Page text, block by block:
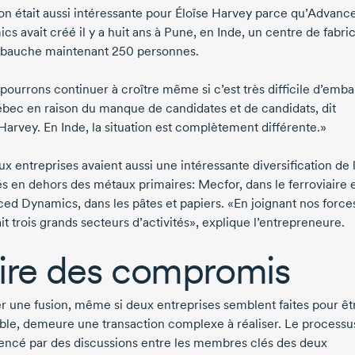
était aussi intéressante pour Éloïse Harvey parce
avait créé il y a huit ans à Pune, en Inde, un centre de
maintenant 250 personnes.
continuer à croître même si c’est très difficile
en raison du manque de candidates et de candidats, dit
En Inde, la situation est complètement différente.»
entreprises avaient aussi une intéressante diversification de
en dehors des métaux primaires: Mecfor, dans le ferroviaire
Dynamics, dans les pâtes et papiers. «En joignant nos
trois grands secteurs d’activités», explique l’entrepreneure.
des compromis
une fusion, même si deux entreprises semblent faites pour
demeure une transaction complexe à réaliser. Le
par des discussions entre les membres clés des deux